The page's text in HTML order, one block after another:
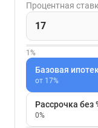
Процентная
1%
Базовая
от 17%
Рассрочка без
0%